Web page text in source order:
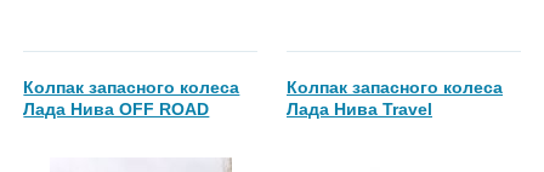
Колпак запасного колеса
Лада Нива OFF ROAD
Колпак запасного колеса
Лада Нива Travel